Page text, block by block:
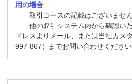
用の場合
取引コースの記載はございません
他の取引システム内から確認い
ドレスよりメール、または当社カス
997-867）までお問い合わせください